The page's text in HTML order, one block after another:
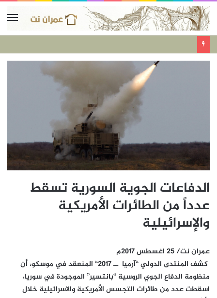
الدفاعات الجوية السورية تسقط
عدداً من الطائرات الأمريكية
والإسرائيلية
عمران نت/ 25 اغسطس 2017م
كشف المنتدى الدولي “آرميا ــ 2017
“ المنعقد في موسكو، أن
منظومة الدفاع الجوي الروسية “بانتسير” الموجودة في سوريا،
اسقطت عدد من طائرات التجسس الأمريكية والاسرائيلية خلال